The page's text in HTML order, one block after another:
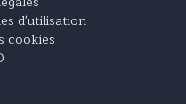
d'utilisation
cookies